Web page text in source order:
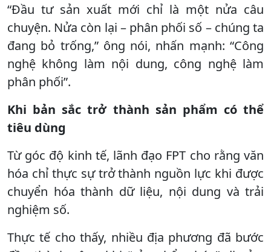
“Đầu tư sản xuất mới chỉ là một nửa câu
chuyện. Nửa còn lại – phân phối số – chúng ta
đang bỏ trống,” ông nói, nhấn mạnh: “Công
nghệ không làm nội dung, công nghệ làm
phân phối”.
Khi bản sắc trở thành sản phẩm có thể
tiêu dùng
Từ góc độ kinh tế, lãnh đạo FPT cho rằng văn
hóa chỉ thực sự trở thành nguồn lực khi được
chuyển hóa thành dữ liệu, nội dung và trải
nghiệm số.
Thực tế cho thấy, nhiều địa phương đã bước